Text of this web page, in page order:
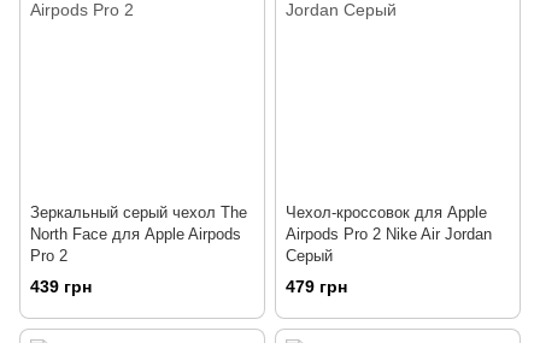
Зеркальный серый чехол The
North Face для Apple Airpods
Pro 2
439 грн
Чехол-кроссовок для Apple
Airpods Pro 2 Nike Air Jordan
Серый
479 грн